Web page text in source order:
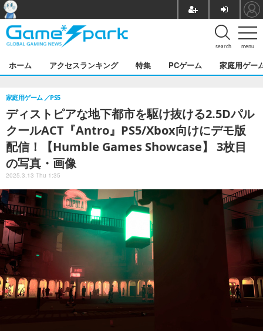
menu
search
ホーム アクセスランキング 特集 PCゲーム 家庭用ゲー
ディストピアな地下都市を駆け抜ける2.5Dパル
クールACT『Antro』PS5/Xbox向けにデモ版
配信！【Humble Games Showcase】 3枚目
の写真・画像
家庭用ゲーム PS5
2025.3.13 Thu 1:35